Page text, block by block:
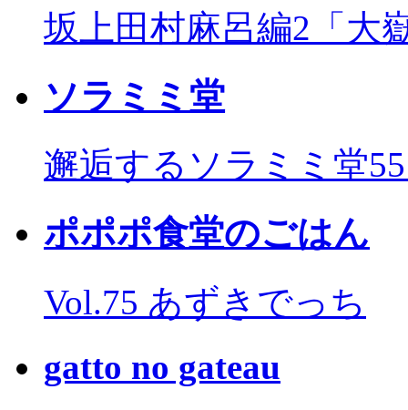
坂上田村麻呂編2「大
ソラミミ堂
邂逅するソラミミ堂
ポポポ食堂のごはん
Vol.75 あずきでっち
gatto no gateau